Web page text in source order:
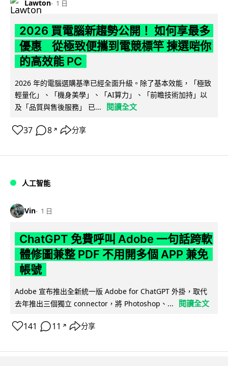
Lawton 1 日
2026 買電腦新趨勢公開！ 如何享最多
優惠 從極致便攜到電競標竿 揀選啱你
的高效能 PC
2026 年的電腦選購基準已經全面升級。除了基本效能，「極致
輕量化」、「機身美學」、「AI算力」、「前瞻技術加持」以
及「品質與售後服務」 已...
閱讀全文
37 8 ↗ 分享
人工智能
Vin 1 日
ChatGPT 免費呼叫 Adobe 一句話跨軟
體修圖兼整 PDF 不用開多個 APP 兼免
帳號
Adobe 宣布推出全新統一版 Adobe for ChatGPT 外掛，取代
去年推出三個獨立 connector，將 Photoshop、...
閱讀全文
141 11 ↗ 分享